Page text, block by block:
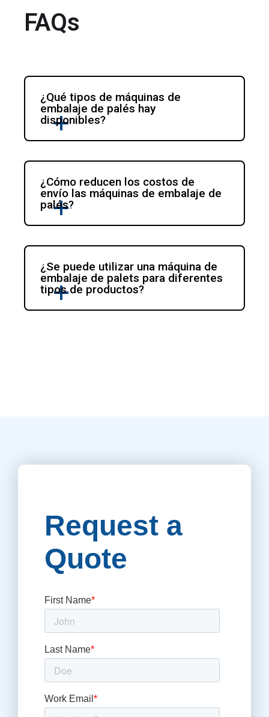
FAQs
¿Qué tipos de máquinas de
embalaje de palés hay
disponibles?
¿Cómo reducen los costos de
envío las máquinas de embalaje de
palés?
¿Se puede utilizar una máquina de
embalaje de palets para diferentes
tipos de productos?